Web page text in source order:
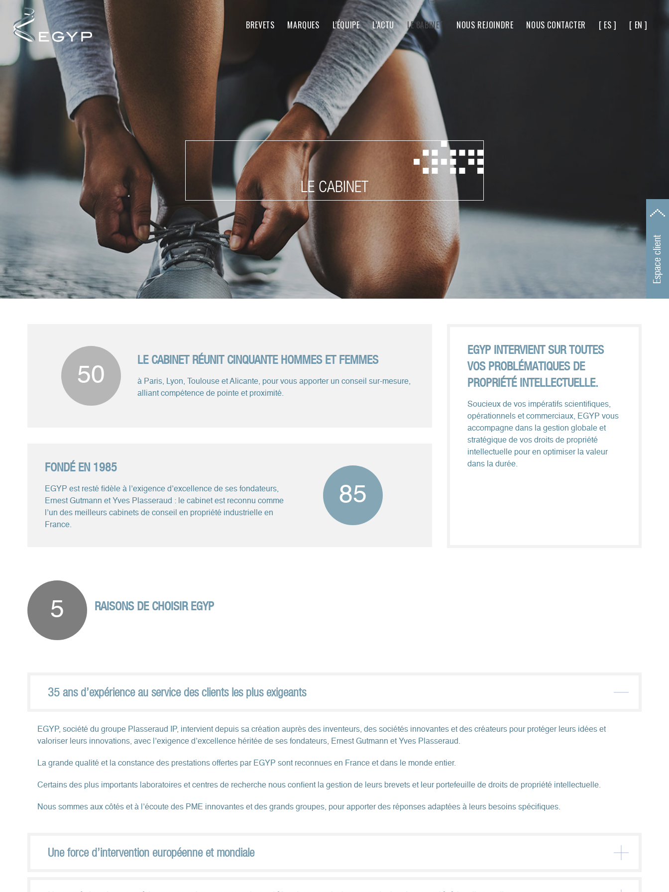
BREVETS MARQUES L’ÉQUIPE L’ACTU LE CABINET NOUS REJOINDRE NOUS CONTACTER [ ES ] [ EN ]
LE CABINET
Espace client
50
LE CABINET RÉUNIT CINQUANTE HOMMES ET FEMMES
à Paris, Lyon, Toulouse et Alicante, pour vous apporter un conseil sur-mesure,
alliant compétence de pointe et proximité.
FONDÉ EN 1985
EGYP est resté fidèle à l’exigence d’excellence de ses fondateurs,
Ernest Gutmann et Yves Plasseraud : le cabinet est reconnu comme
l’un des meilleurs cabinets de conseil en propriété industrielle en
France.
85
EGYP INTERVIENT SUR TOUTES
VOS PROBLÉMATIQUES DE
PROPRIÉTÉ INTELLECTUELLE.
Soucieux de vos impératifs scientifiques,
opérationnels et commerciaux, EGYP vous
accompagne dans la gestion globale et
stratégique de vos droits de propriété
intellectuelle pour en optimiser la valeur
dans la durée.
5 RAISONS DE CHOISIR EGYP
35 ans d’expérience au service des clients les plus exigeants
EGYP, société du groupe Plasseraud IP, intervient depuis sa création auprès des inventeurs, des sociétés innovantes et des créateurs pour protéger leurs idées et
valoriser leurs innovations, avec l’exigence d’excellence héritée de ses fondateurs, Ernest Gutmann et Yves Plasseraud.
La grande qualité et la constance des prestations offertes par EGYP sont reconnues en France et dans le monde entier.
Certains des plus importants laboratoires et centres de recherche nous confient la gestion de leurs brevets et leur portefeuille de droits de propriété intellectuelle.
Nous sommes aux côtés et à l’écoute des PME innovantes et des grands groupes, pour apporter des réponses adaptées à leurs besoins spécifiques.
Une force d’intervention européenne et mondiale
Cookies management panel